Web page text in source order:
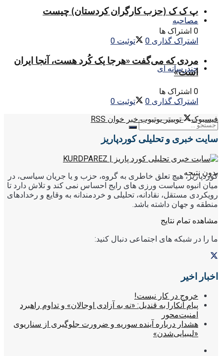
مصاحبه
چندرسانه ای
بدون نتیجه
مشاهده تمام نتایج
پ ک ک (حزب کارگران کردستان) چیست
0 اشتراک ها
اشتراک گذاری 0 توئیت 0
مردی که می‌گفت «هرجا یک کُرد هست، آنجا ایران
است»
0 اشتراک ها
اشتراک گذاری 0 توئیت 0
فیسبوک
توییتر یوتیوب خبر خوان RSS
سایت خبری و تحلیلی کوردپاریز
کوردپاریز، هیچ تعلق خاطری به گروه، حزب و یا جریان سیاسی، در
میان انبوه سیاست ورزی های رایج احساس نمی کند و تلاش دارد تا
رویکردی مستقل، نقادانه، تحلیلی و خردمندانه به وقایع و رخدادهای
منطقه و جهان داشته باشد.
ما را در شبکه های اجتماعی دنبال کنید:
اخبار اخیر
خروج در کار نیست!
پیام آنکارا به قندیل: «نه به آزادی اوجالان» و تداوم راهبرد
امنیت‌محور
هشدار درباره آینده سوریه و ضرورت جلوگیری از سناریوی
«لیبیایی‌شدن»